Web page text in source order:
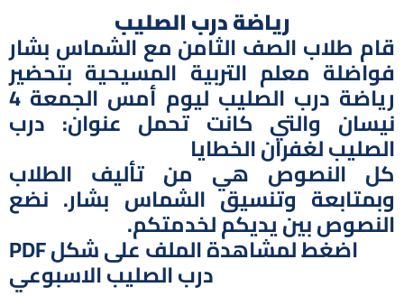
رياضة درب الصليب
قام طلاب الصف الثامن مع الشماس بشار
فواضلة معلم التربية المسيحية بتحضير
رياضة درب الصليب ليوم أمس الجمعة 4
نيسان والتي كانت تحمل عنوان: درب
الصليب لغفران الخطايا
كل النصوص هي من تأليف الطلاب
وبمتابعة وتنسيق الشماس بشار. نضع
النصوص بين يديكم لخدمتكم.
اضغط لمشاهدة الملف على شكل PDF
درب الصليب الاسبوعي